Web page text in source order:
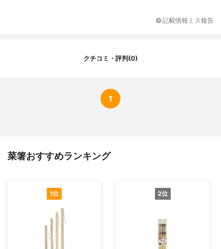
記載情報ミス報告
クチコミ・評判(0)
1
菜箸おすすめランキング
1位 2位